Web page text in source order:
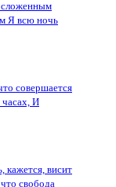
Я всю ночь
совершается
И
кажется, висит
свобода